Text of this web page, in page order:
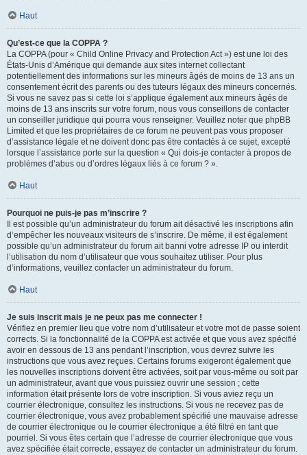
Haut
Qu’est-ce que la COPPA ?
La COPPA (pour « Child Online Privacy and Protection Act ») est une loi des
États-Unis d’Amérique qui demande aux sites internet collectant
potentiellement des informations sur les mineurs âgés de moins de 13 ans un
consentement écrit des parents ou des tuteurs légaux des mineurs concernés.
Si vous ne savez pas si cette loi s’applique également aux mineurs âgés de
moins de 13 ans inscrits sur votre forum, nous vous conseillons de contacter
un conseiller juridique qui pourra vous renseigner. Veuillez noter que phpBB
Limited et que les propriétaires de ce forum ne peuvent pas vous proposer
d’assistance légale et ne doivent donc pas être contactés à ce sujet, excepté
lorsque l’assistance porte sur la question « Qui dois-je contacter à propos de
problèmes d’abus ou d’ordres légaux liés à ce forum ? ».
Haut
Pourquoi ne puis-je pas m’inscrire ?
Il est possible qu’un administrateur du forum ait désactivé les inscriptions afin
d’empêcher les nouveaux visiteurs de s’inscrire. De même, il est également
possible qu’un administrateur du forum ait banni votre adresse IP ou interdit
l’utilisation du nom d’utilisateur que vous souhaitez utiliser. Pour plus
d’informations, veuillez contacter un administrateur du forum.
Haut
Je suis inscrit mais je ne peux pas me connecter !
Vérifiez en premier lieu que votre nom d’utilisateur et votre mot de passe soient
corrects. Si la fonctionnalité de la COPPA est activée et que vous avez spécifié
avoir en dessous de 13 ans pendant l’inscription, vous devrez suivre les
instructions que vous avez reçues. Certains forums exigeront également que
les nouvelles inscriptions doivent être activées, soit par vous-même ou soit par
un administrateur, avant que vous puissiez ouvrir une session ; cette
information était présente lors de votre inscription. Si vous aviez reçu un
courrier électronique, consultez les instructions. Si vous ne recevez pas de
courrier électronique, vous avez probablement spécifié une mauvaise adresse
de courrier électronique ou le courrier électronique a été filtré en tant que
pourriel. Si vous êtes certain que l’adresse de courrier électronique que vous
avez spécifiée était correcte, essayez de contacter un administrateur du forum.